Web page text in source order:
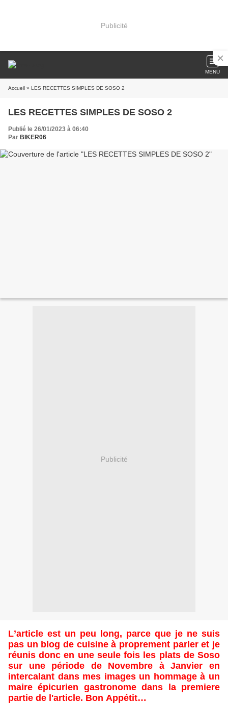
Publicité
MENU
Accueil » LES RECETTES SIMPLES DE SOSO 2
LES RECETTES SIMPLES DE SOSO 2
Publié le 26/01/2023 à 06:40
Par BIKER06
Publicité
L’article est un peu long, parce que je ne suis
pas un blog de cuisine à proprement parler et je
réunis donc en une seule fois les plats de Soso
sur une période de Novembre à Janvier en
intercalant dans mes images un hommage à un
maire épicurien gastronome dans la premiere
partie de l'article. Bon Appétit…